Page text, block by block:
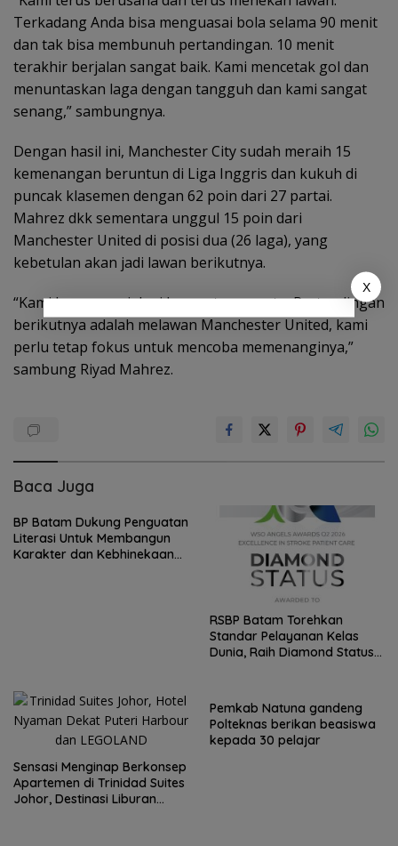
Terkadang Anda bisa menguasai bola selama 90 menit
dan tak bisa membunuh pertandingan. 10 menit
terakhir berjalan sangat baik. Kami mencetak gol dan
menuntaskan laga dengan tangguh dan kami sangat
senang,” sambungnya.
Dengan hasil ini, Manchester City sudah meraih 15
kemenangan beruntun di Liga Inggris dan kukuh di
puncak klasemen dengan 62 poin dari 27 partai.
Mahrez dkk sementara unggul 15 poin dari
Manchester United di posisi dua (26 laga), yang
kebetulan akan jadi lawan berikutnya.
“Kami harus menjalani laga satu per satu. Pertandingan
berikutnya adalah melawan Manchester United, kami
perlu tetap fokus untuk mencoba memenanginya,”
sambung Riyad Mahrez.
Baca Juga
BP Batam Dukung Penguatan
Literasi Untuk Membangun
Karakter dan Kebhinekaan
RSBP Batam Torehkan
Standar Pelayanan Kelas
Dunia, Raih Diamond Status
Sensasi Menginap Berkonsep
Apartemen di Trinidad Suites
Johor, Destinasi Liburan
Pemkab Natuna gandeng
Polteknas berikan beasiswa
kepada 30 pelajar
X